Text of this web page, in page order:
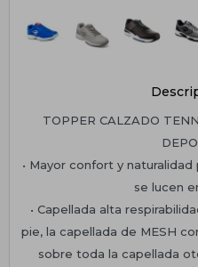
TOPPER CALZADO
• Mayor confort y
se lucen
• Capellada alta
pie, la capellada de MESH
sobre toda la capellada